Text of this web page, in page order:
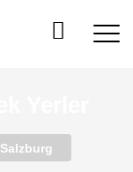
Salzburg